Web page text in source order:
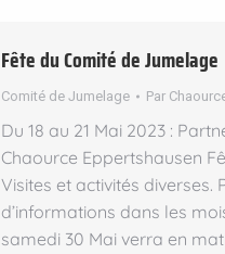
Fête du Comité de Jumelage
Comité de Jumelage Par
Du 18 au 21 Mai 2023 :
Chaource Eppertshausen
Visites et activités diverses.
d’informations dans les
samedi 30 Mai verra en